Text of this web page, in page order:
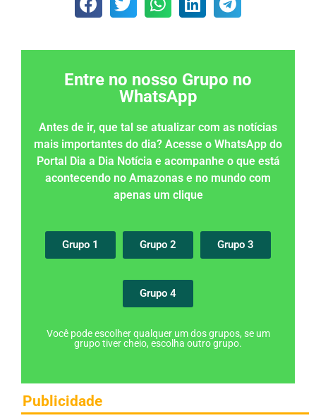
Entre no nosso Grupo no
WhatsApp
Antes de ir, que tal se atualizar com as notícias
mais importantes do dia? Acesse o WhatsApp do
Portal Dia a Dia Notícia e acompanhe o que está
acontecendo no Amazonas e no mundo com
apenas um clique
Grupo 1 Grupo 2 Grupo 3
Grupo 4
Você pode escolher qualquer um dos grupos, se um
grupo tiver cheio, escolha outro grupo.
Publicidade